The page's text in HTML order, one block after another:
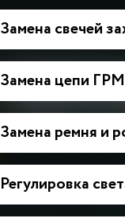
Замена свечей
Замена цепи ГРМ
Замена ремня и
Регулировка